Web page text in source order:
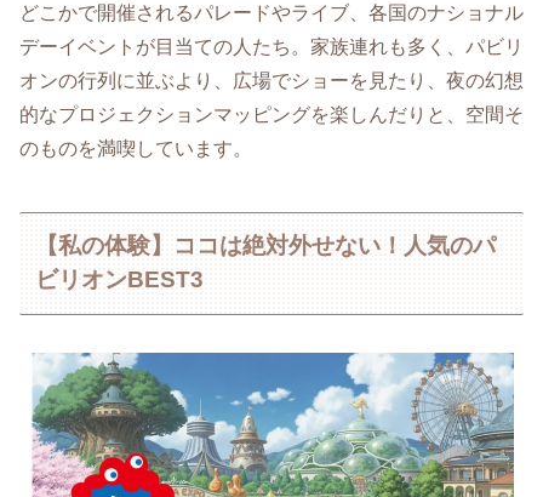
どこかで開催されるパレードやライブ、各国のナショナル
デーイベントが目当ての人たち。家族連れも多く、パビリ
オンの行列に並ぶより、広場でショーを見たり、夜の幻想
的なプロジェクションマッピングを楽しんだりと、空間そ
のものを満喫しています。
【私の体験】ココは絶対外せない！人気のパ
ビリオンBEST3